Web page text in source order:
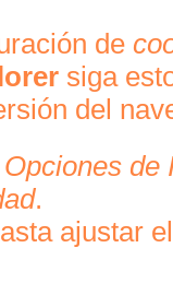
de
siga
del
Opciones de
.
ajustar